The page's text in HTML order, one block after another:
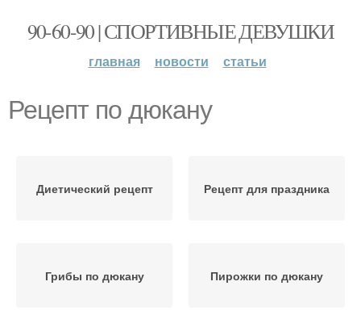
90-60-90 | СПОРТИВНЫЕ ДЕВУШКИ
главная новости статьи
Рецепт по дюкану
Диетический рецепт Рецепт для праздника
Грибы по дюкану Пирожки по дюкану